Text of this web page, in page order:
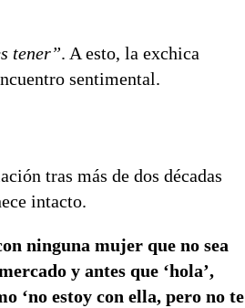
tener”. A esto, la exchica
sentimental.
tras más de dos décadas
intacto.
ninguna mujer que no sea
y antes que ‘hola’,
‘no estoy con ella, pero no te